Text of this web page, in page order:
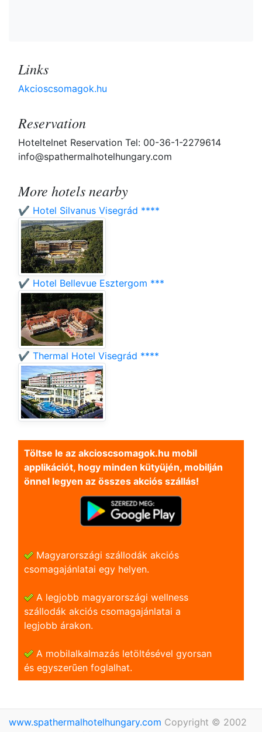
Links
Akcioscsomagok.hu
Reservation
Hoteltelnet Reservation Tel: 00-36-1-2279614
info@spathermalhotelhungary.com
More hotels nearby
✔️ Hotel Silvanus Visegrád ****
✔️ Hotel Bellevue Esztergom ***
✔️ Thermal Hotel Visegrád ****
Töltse le az akcioscsomagok.hu mobil
applikációt, hogy minden kütyüjén, mobilján
önnel legyen az összes akciós szállás!
Magyarországi szállodák akciós
csomagajánlatai egy helyen.
A legjobb magyarországi wellness
szállodák akciós csomagajánlatai a
legjobb árakon.
A mobilalkalmazás letöltésével gyorsan
és egyszerũen foglalhat.
www.spathermalhotelhungary.com Copyright © 2002